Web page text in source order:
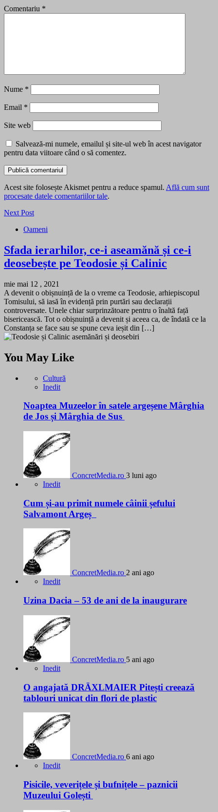
Comentariu *
Nume *
Email *
Site web
Salvează-mi numele, emailul și site-ul web în acest navigator
pentru data viitoare când o să comentez.
Acest site folosește Akismet pentru a reduce spamul. Află cum sunt
procesate datele comentariilor tale.
Next Post
Oameni
Sfada ierarhilor, ce-i aseamănă și ce-i
deosebește pe Teodosie și Calinic
mie mai 12 , 2021
A devenit o obișnuință de la o vreme ca Teodosie, arhiepiscopul
Tomisului, să iasă în evidență prin purtări sau declarații
controversate. Unele chiar surprinzătoare pentru o înaltă față
bisericească. Tot o obișnuință a devenit și aceea ca, de îndată ce la
Constanța se face sau se spune ceva ieșit din […]
You May Like
Cultură
Inedit
Noaptea Muzeelor în satele argeșene Mârghia
de Jos și Mârghia de Sus
ConcretMedia.ro 3 luni ago
Inedit
Cum și-au primit numele câinii șefului
Salvamont Argeș
ConcretMedia.ro 2 ani ago
Inedit
Uzina Dacia – 53 de ani de la inaugurare
ConcretMedia.ro 5 ani ago
Inedit
O angajată DRÄXLMAIER Pitești creează
tablouri unicat din flori de plastic
ConcretMedia.ro 6 ani ago
Inedit
Pisicile, veverițele și bufnițele – paznicii
Muzeului Golești